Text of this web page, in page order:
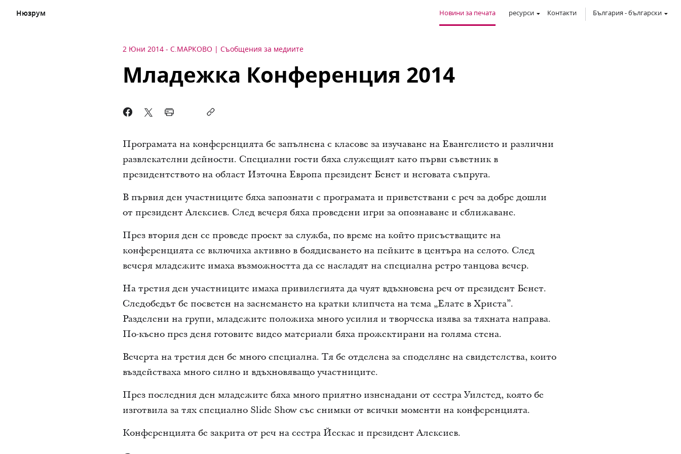
Нюзрум Новини за печата ресурси Контакти България -български
2 Юни 2014 - С.МАРКОВО Съобщения за медиите
Младежка Конференция 2014
Програмата на конференцията бе запълнена с класове за изучаване на Евангелието и различни
развлекателни дейности. Специални гости бяха служещият като първи съветник в
президентството на област Източна Европа президент Бенет и неговата съпруга.
В първия ден участниците бяха запознати с програмата и приветствани с реч за добре дошли
от президент Алексиев. След вечеря бяха проведени игри за опознаване и сближаване.
През втория ден се проведе проект за служба, по време на който присъстващите на
конференцията се включиха активно в боядисването на пейките в центъра на селото. След
вечеря младежите имаха възможността да се насладят на специална ретро танцова вечер.
На третия ден участниците имаха привилегията да чуят вдъхновена реч от президент Бенет.
Следобедът бе посветен на заснемането на кратки клипчета на тема „Елате в Христа”.
Разделени на групи, младежите положиха много усилия и творческа изява за тяхната направа.
По-късно през деня готовите видео материали бяха прожектирани на голяма стена.
Вечерта на третия ден бе много специална. Тя бе отделена за споделяне на свидетелства, които
въздействаха много силно и вдъхновяващо участниците.
През последния ден младежите бяха много приятно изненадани от сестра Уилстед, която бе
изготвила за тях специално Slide Show със снимки от всички моменти на конференцията.
Конференцията бе закрита от реч на сестра Йескас и президент Алексиев.